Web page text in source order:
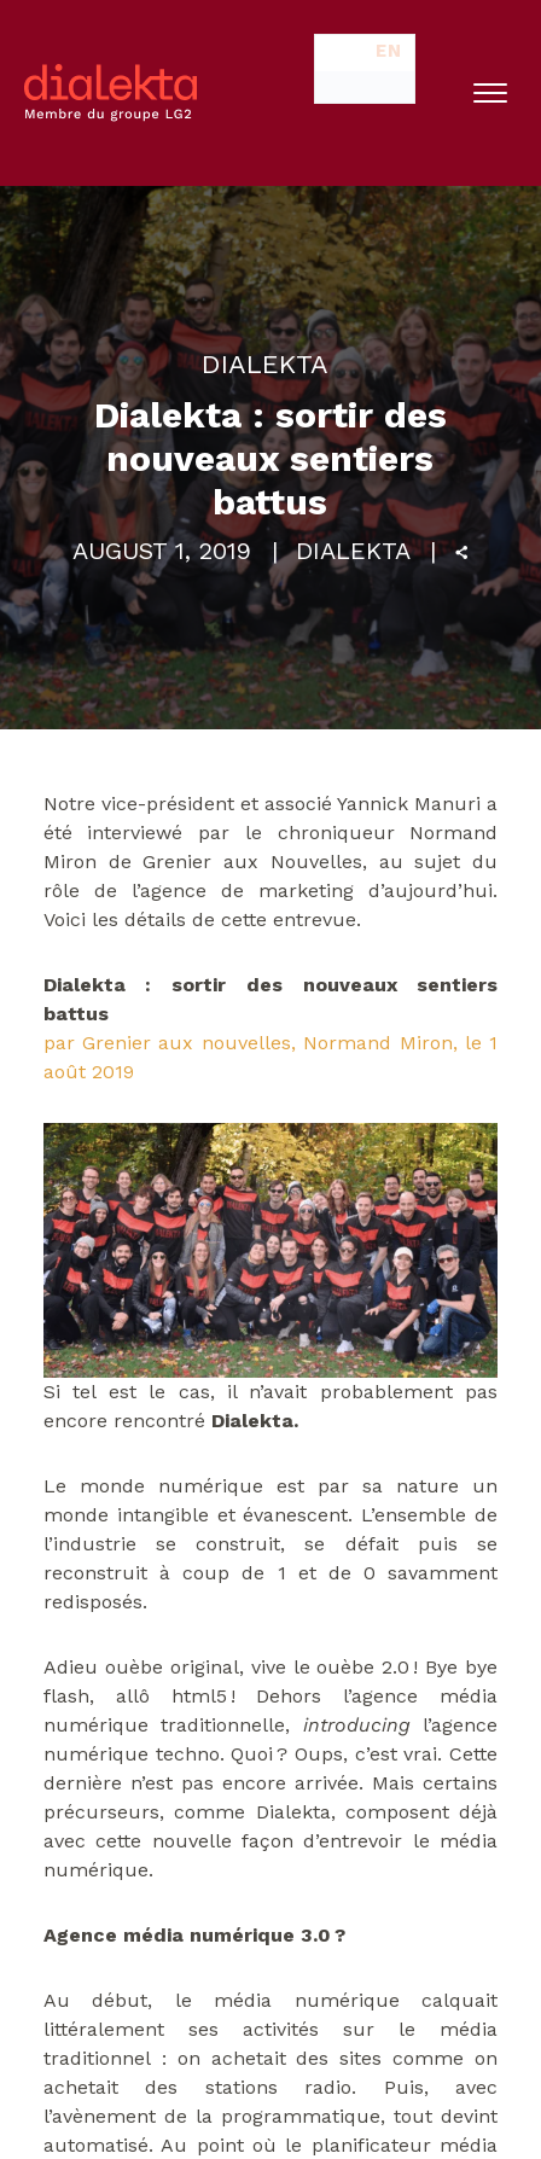
EN
DIALEKTA
Dialekta : sortir des
nouveaux sentiers
battus
AUGUST 1, 2019 DIALEKTA
Notre vice-président et associé Yannick Manuri a
été interviewé par le chroniqueur Normand
Miron de Grenier aux Nouvelles, au sujet du
rôle de l’agence de marketing d’aujourd’hui.
Voici les détails de cette entrevue.
Dialekta : sortir des nouveaux sentiers
battus
par Grenier aux nouvelles, Normand Miron, le 1
août 2019
Si tel est le cas, il n’avait probablement pas
encore rencontré Dialekta.
Le monde numérique est par sa nature un
monde intangible et évanescent. L’ensemble de
l’industrie se construit, se défait puis se
reconstruit à coup de 1 et de 0 savamment
redisposés.
Adieu ouèbe original, vive le ouèbe 2.0 ! Bye bye
flash, allô html5 ! Dehors l’agence média
numérique traditionnelle, introducingl’agence
numérique techno. Quoi ? Oups, c’est vrai. Cette
dernière n’est pas encore arrivée. Mais certains
précurseurs, comme Dialekta, composent déjà
avec cette nouvelle façon d’entrevoir le média
numérique.
Agence média numérique 3.0 ?
Au début, le média numérique calquait
littéralement ses activités sur le média
traditionnel : on achetait des sites comme on
achetait des stations radio. Puis, avec
l’avènement de la programmatique, tout devint
automatisé. Au point où le planificateur média